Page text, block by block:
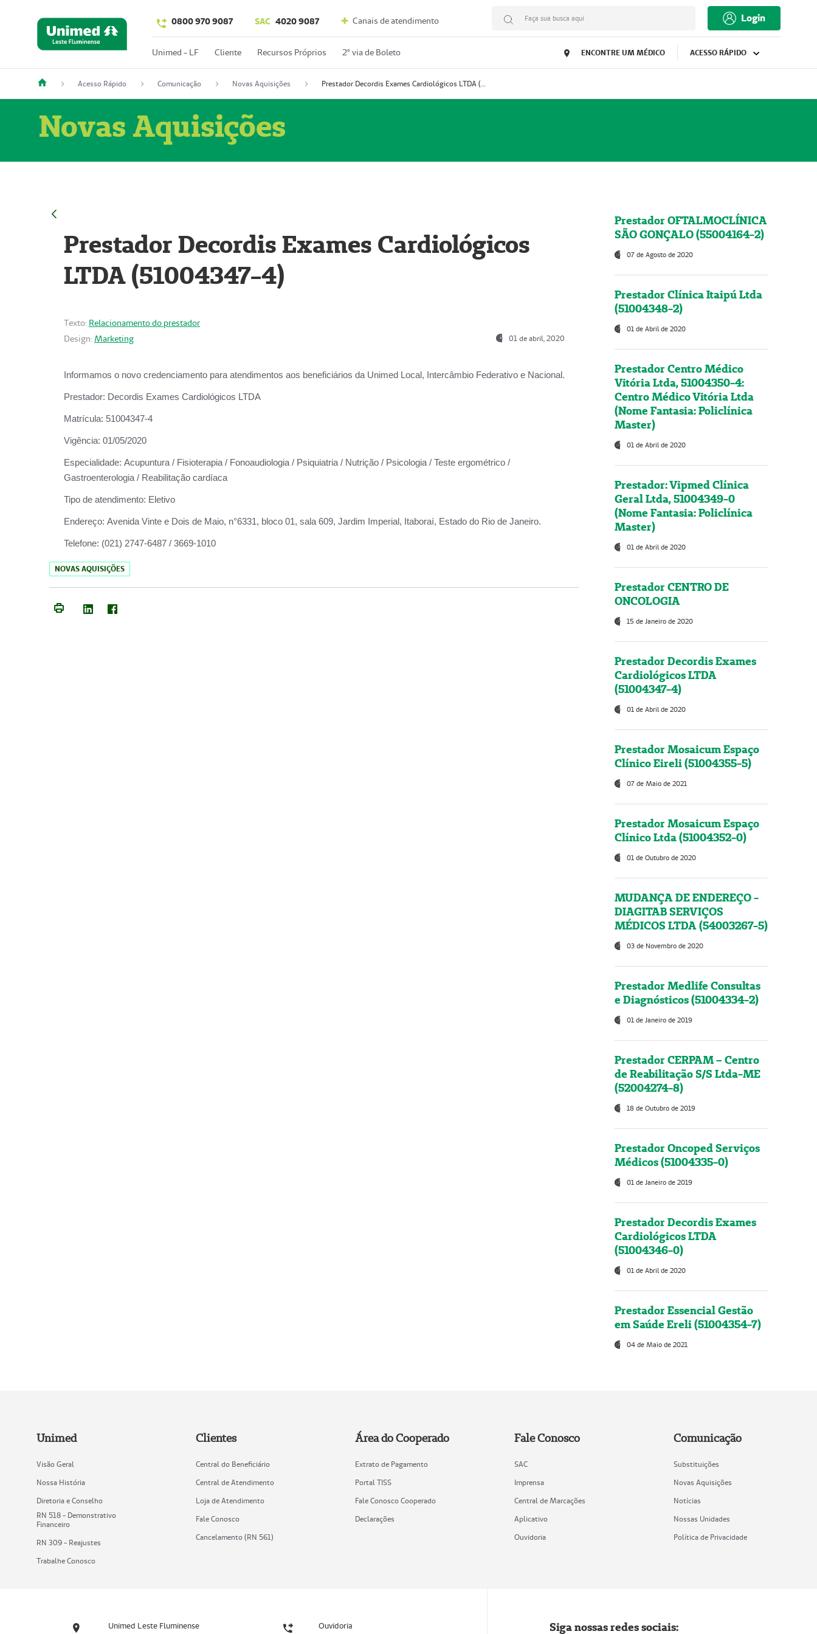
0800 970 9087 SAC 4020 9087 Canais de atendimento Faça sua busca aqui Login
Unimed - LF Cliente Recursos Próprios 2º via de Boleto ENCONTRE UM MÉDICO ACESSO RÁPIDO
Acesso Rápido Comunicação Novas Aquisições Prestador Decordis Exames Cardiológicos LTDA (51004347-4)
Novas Aquisições
Prestador Decordis Exames Cardiológicos
LTDA (51004347-4)
Texto: Relacionamento do prestador
Design: Marketing 01 de abril, 2020
Informamos o novo credenciamento para atendimentos aos beneficiários da Unimed Local, Intercâmbio Federativo e Nacional.
Prestador: Decordis Exames Cardiológicos LTDA
Matrícula: 51004347-4
Vigência: 01/05/2020
Especialidade: Acupuntura / Fisioterapia / Fonoaudiologia / Psiquiatria / Nutrição / Psicologia / Teste ergométrico /
Gastroenterologia / Reabilitação cardíaca
Tipo de atendimento: Eletivo
Endereço: Avenida Vinte e Dois de Maio, n°6331, bloco 01, sala 609, Jardim Imperial, Itaboraí, Estado do Rio de Janeiro.
Telefone: (021) 2747-6487 / 3669-1010
NOVAS AQUISIÇÕES
Prestador OFTALMOCLÍNICA
SÃO GONÇALO (55004164-2)
07 de Agosto de 2020
Prestador Clínica Itaipú Ltda
(51004348-2)
01 de Abril de 2020
Prestador Centro Médico
Vitória Ltda, 51004350-4:
Centro Médico Vitória Ltda
(Nome Fantasia: Policlínica
Master)
01 de Abril de 2020
Prestador: Vipmed Clínica
Geral Ltda, 51004349-0
(Nome Fantasia: Policlínica
Master)
01 de Abril de 2020
Prestador CENTRO DE
ONCOLOGIA
15 de Janeiro de 2020
Prestador Decordis Exames
Cardiológicos LTDA
(51004347-4)
01 de Abril de 2020
Prestador Mosaicum Espaço
Clínico Eireli (51004355-5)
07 de Maio de 2021
Prestador Mosaicum Espaço
Clínico Ltda (51004352-0)
01 de Outubro de 2020
MUDANÇA DE ENDEREÇO -
DIAGITAB SERVIÇOS
MÉDICOS LTDA (54003267-5)
03 de Novembro de 2020
Prestador Medlife Consultas
e Diagnósticos (51004334-2)
01 de Janeiro de 2019
Prestador CERPAM – Centro
de Reabilitação S/S Ltda-ME
(52004274-8)
18 de Outubro de 2019
Prestador Oncoped Serviços
Médicos (51004335-0)
01 de Janeiro de 2019
Prestador Decordis Exames
Cardiológicos LTDA
(51004346-0)
01 de Abril de 2020
Prestador Essencial Gestão
em Saúde Ereli (51004354-7)
04 de Maio de 2021
Unimed
Visão Geral
Nossa História
Diretoria e Conselho
RN 518 - Demonstrativo
Financeiro
RN 309 - Reajustes
Trabalhe Conosco
Clientes
Central do Beneficiário
Central de Atendimento
Loja de Atendimento
Fale Conosco
Cancelamento (RN 561)
Área do Cooperado
Extrato de Pagamento
Portal TISS
Fale Conosco Cooperado
Declarações
Fale Conosco
SAC
Imprensa
Central de Marcações
Aplicativo
Ouvidoria
Comunicação
Substituições
Novas Aquisições
Notícias
Nossas Unidades
Política de Privacidade
Unimed Leste Fluminense Ouvidoria Siga nossas redes sociais: